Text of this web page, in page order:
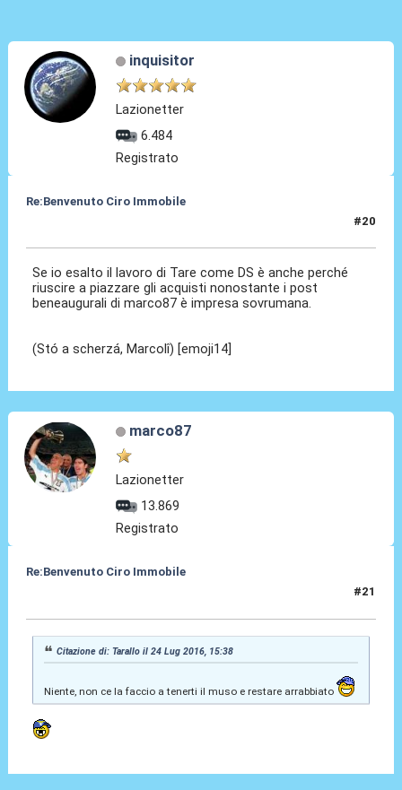
inquisitor
Lazionetter
6.484
Registrato
Re:Benvenuto Ciro Immobile
#20
Se io esalto il lavoro di Tare come DS è anche perché
riuscire a piazzare gli acquisti nonostante i post
beneaugurali di marco87 è impresa sovrumana.
(Stó a scherzá, Marcolî) [emoji14]
marco87
Lazionetter
13.869
Registrato
Re:Benvenuto Ciro Immobile
#21
Citazione di: Tarallo il 24 Lug 2016, 15:38
Niente, non ce la faccio a tenerti il muso e restare arrabbiato